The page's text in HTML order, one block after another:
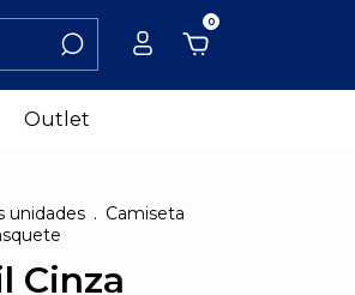
0
Outlet
unidades . Camiseta
Cinza